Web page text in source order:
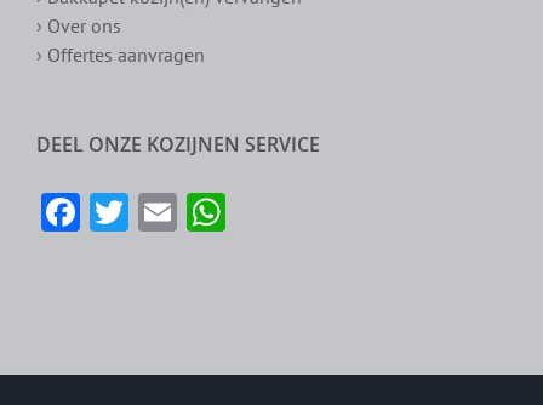
› Over ons
› Offertes aanvragen
DEEL ONZE KOZIJNEN SERVICE
Facebook
Twitter
Email